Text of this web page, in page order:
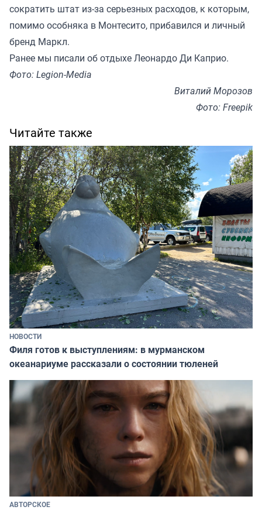
сократить штат из-за серьезных расходов, к которым,
помимо особняка в Монтесито, прибавился и личный
бренд Маркл.
Ранее мы писали об отдыхе Леонардо Ди Каприо.
Фото: Legion-Media
Виталий Морозов
Фото: Freepik
Читайте также
НОВОСТИ
Филя готов к выступлениям: в мурманском
океанариуме рассказали о состоянии тюленей
АВТОРСКОЕ